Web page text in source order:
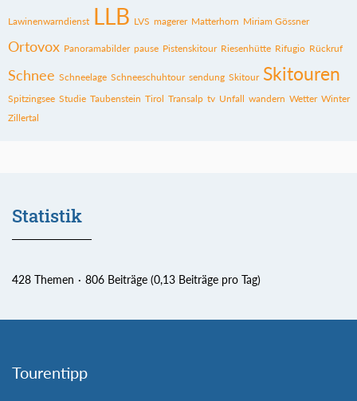
Lawinenwarndienst LLB LVS magerer Matterhorn Miriam Gössner
Ortovox Panoramabilder pause Pistenskitour Riesenhütte Rifugio Rückruf
Schnee Schneelage Schneeschuhtour sendung Skitour Skitouren
Spitzingsee Studie Taubenstein Tirol Transalp tv Unfall wandern Wetter Winter
Zillertal
Statistik
428 Themen 806 Beiträge (0,13 Beiträge pro Tag)
Tourentipp